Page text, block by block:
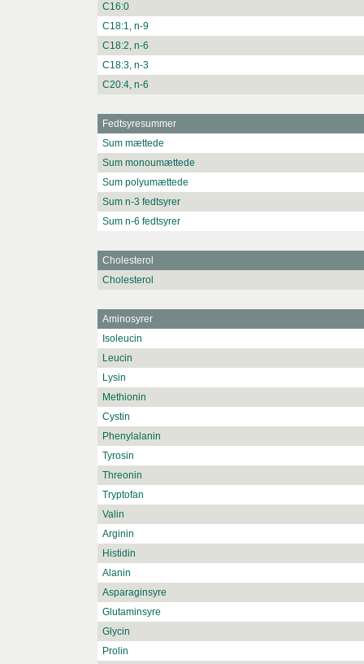
C16:0
C18:1, n-9
C18:2, n-6
C18:3, n-3
C20:4, n-6
Fedtsyresummer
Sum mættede
Sum monoumættede
Sum polyumættede
Sum n-3 fedtsyrer
Sum n-6 fedtsyrer
Cholesterol
Cholesterol
Aminosyrer
Isoleucin
Leucin
Lysin
Methionin
Cystin
Phenylalanin
Tyrosin
Threonin
Tryptofan
Valin
Arginin
Histidin
Alanin
Asparaginsyre
Glutaminsyre
Glycin
Prolin